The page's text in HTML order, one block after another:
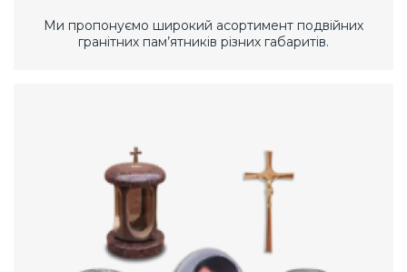
Ми пропонуємо широкий асортимент подвійних
гранітних пам’ятників різних габаритів.